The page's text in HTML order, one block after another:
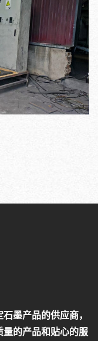
墨产品的供应商，
的产品和贴心的服